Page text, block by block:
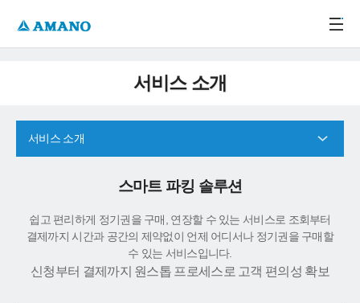
서비스 소개
서비스 소개
스마트 파킹 솔루션
쉽고 편리하게 정기권을 구매, 연장할 수 있는 서비스로 조회부터
결제까지 시간과 공간의 제약없이 언제 어디서나 정기권을 구매할
수 있는 서비스입니다.
신청부터 결제까지 원스톱 프로세스로 고객 편의성 확보